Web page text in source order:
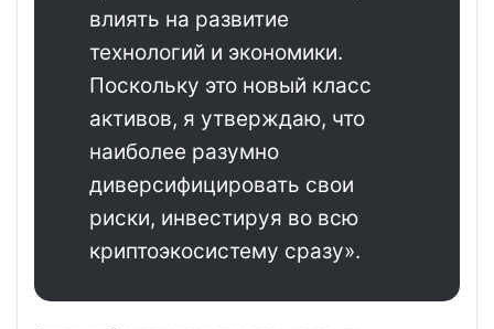
влиять на развитие
технологий и экономики.
Поскольку это новый класс
активов, я утверждаю, что
наиболее разумно
диверсифицировать свои
риски, инвестируя во всю
криптоэкосистему сразу».